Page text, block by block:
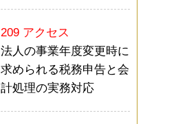
209 アクセス
法人の事業年度変更時に
求められる税務申告と会
計処理の実務対応